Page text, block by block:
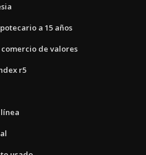
a 15 años
de valores
r5